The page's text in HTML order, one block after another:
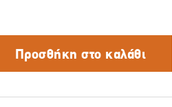
Προσθήκη στο καλάθι